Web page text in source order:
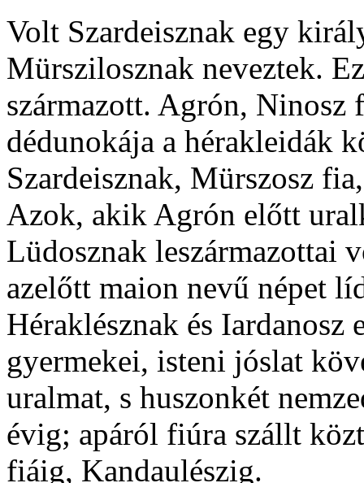
Volt Szardeisznak egy
Mürszilosznak neveztek.
származott. Agrón,
dédunokája a hérakleidák
Szardeisznak, Mürszosz
Azok, akik Agrón előtt
Lüdosznak leszár­ma­zottai
azelőtt maion nevű népet
Héraklésznak és Iardanosz
gyermekei, isteni jóslat
uralmat, s huszonkét
évig; apáról fiúra szállt
fiáig, Kandaulészig.